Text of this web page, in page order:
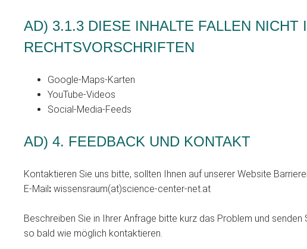
AD) 3.1.3 DIESE INHALTE FALLEN
RECHTSVORSCHRIFTEN
Google-Maps-Karten
YouTube-Videos
Social-Media-Feeds
AD) 4. FEEDBACK UND KONTAKT
Kontaktieren Sie uns bitte, sollten Ihnen auf unserer Website
E-Mail: wissensraum(at)science-center-net.at
Beschreiben Sie in Ihrer Anfrage bitte kurz das Problem und
so bald wie möglich kontaktieren.